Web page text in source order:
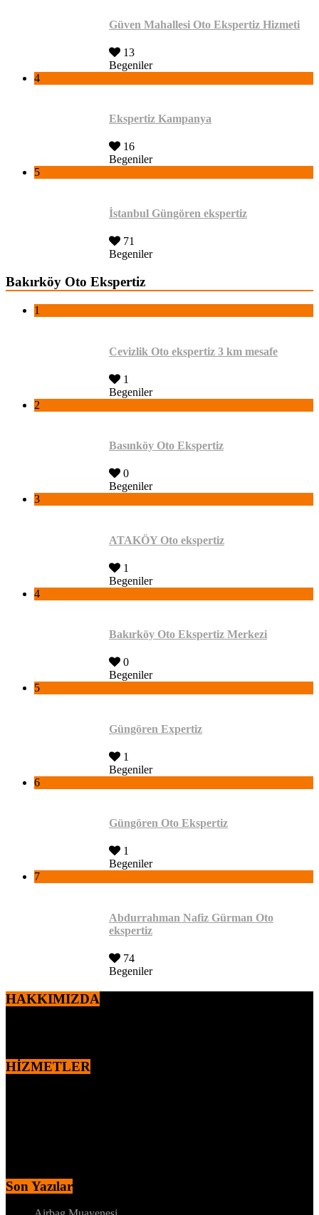
Güven Mahallesi Oto Ekspertiz Hizmeti
13
Begeniler
4
Ekspertiz Kampanya
16
Begeniler
5
İstanbul Güngören ekspertiz
71
Begeniler
Bakırköy Oto Ekspertiz
1
Cevizlik Oto ekspertiz 3 km mesafe
1
Begeniler
2
Basınköy Oto Ekspertiz
0
Begeniler
3
ATAKÖY Oto ekspertiz
1
Begeniler
4
Bakırköy Oto Ekspertiz Merkezi
0
Begeniler
5
Güngören Expertiz
1
Begeniler
6
Güngören Oto Ekspertiz
1
Begeniler
7
Abdurrahman Nafiz Gürman Oto
ekspertiz
74
Begeniler
HAKKIMIZDA
HİZMETLER
Son Yazılar